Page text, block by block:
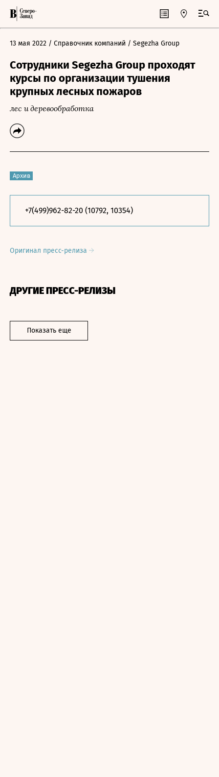
13 мая 2022 / Справочник компаний / Segezha Group
Сотрудники Segezha Group проходят
курсы по организации тушения
крупных лесных пожаров
лес и деревообработка
Архив
+7(499)962-82-20 (10792, 10354)
Оригинал пресс-релиза
ДРУГИЕ ПРЕСС-РЕЛИЗЫ
Показать еще